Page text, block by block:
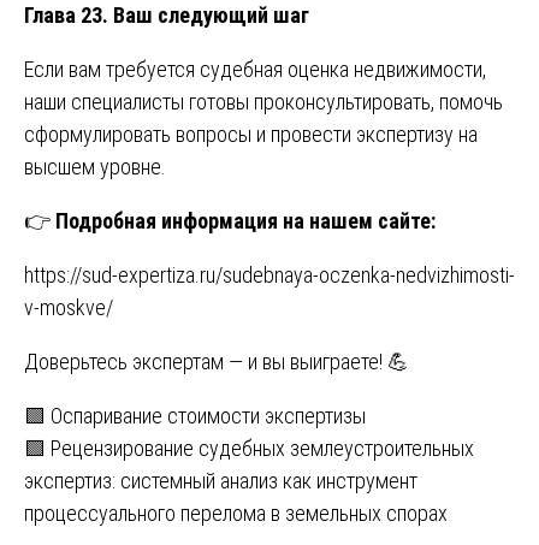
Глава 23. Ваш следующий шаг
Если вам требуется судебная оценка недвижимости,
наши специалисты готовы проконсультировать, помочь
сформулировать вопросы и провести экспертизу на
высшем уровне.
👉 Подробная информация на нашем сайте:
https://sud-expertiza.ru/sudebnaya-oczenka-nedvizhimosti-
v-moskve/
Доверьтесь экспертам — и вы выиграете! 💪
Навигация
по
записям
🟩 Оспаривание стоимости экспертизы
🟩 Рецензирование судебных землеустроительных
экспертиз: системный анализ как инструмент
процессуального перелома в земельных спорах